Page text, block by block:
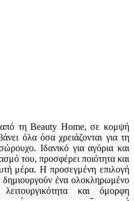
τη Beauty Home, σε κομψή
όλα όσα χρειάζονται για τη
Ιδανικό για αγόρια και
του, προσφέρει ποιότητα και
μέρα. Η προσεγμένη επιλογή
δημιουργούν ένα ολοκληρωμένο
και όμορφη